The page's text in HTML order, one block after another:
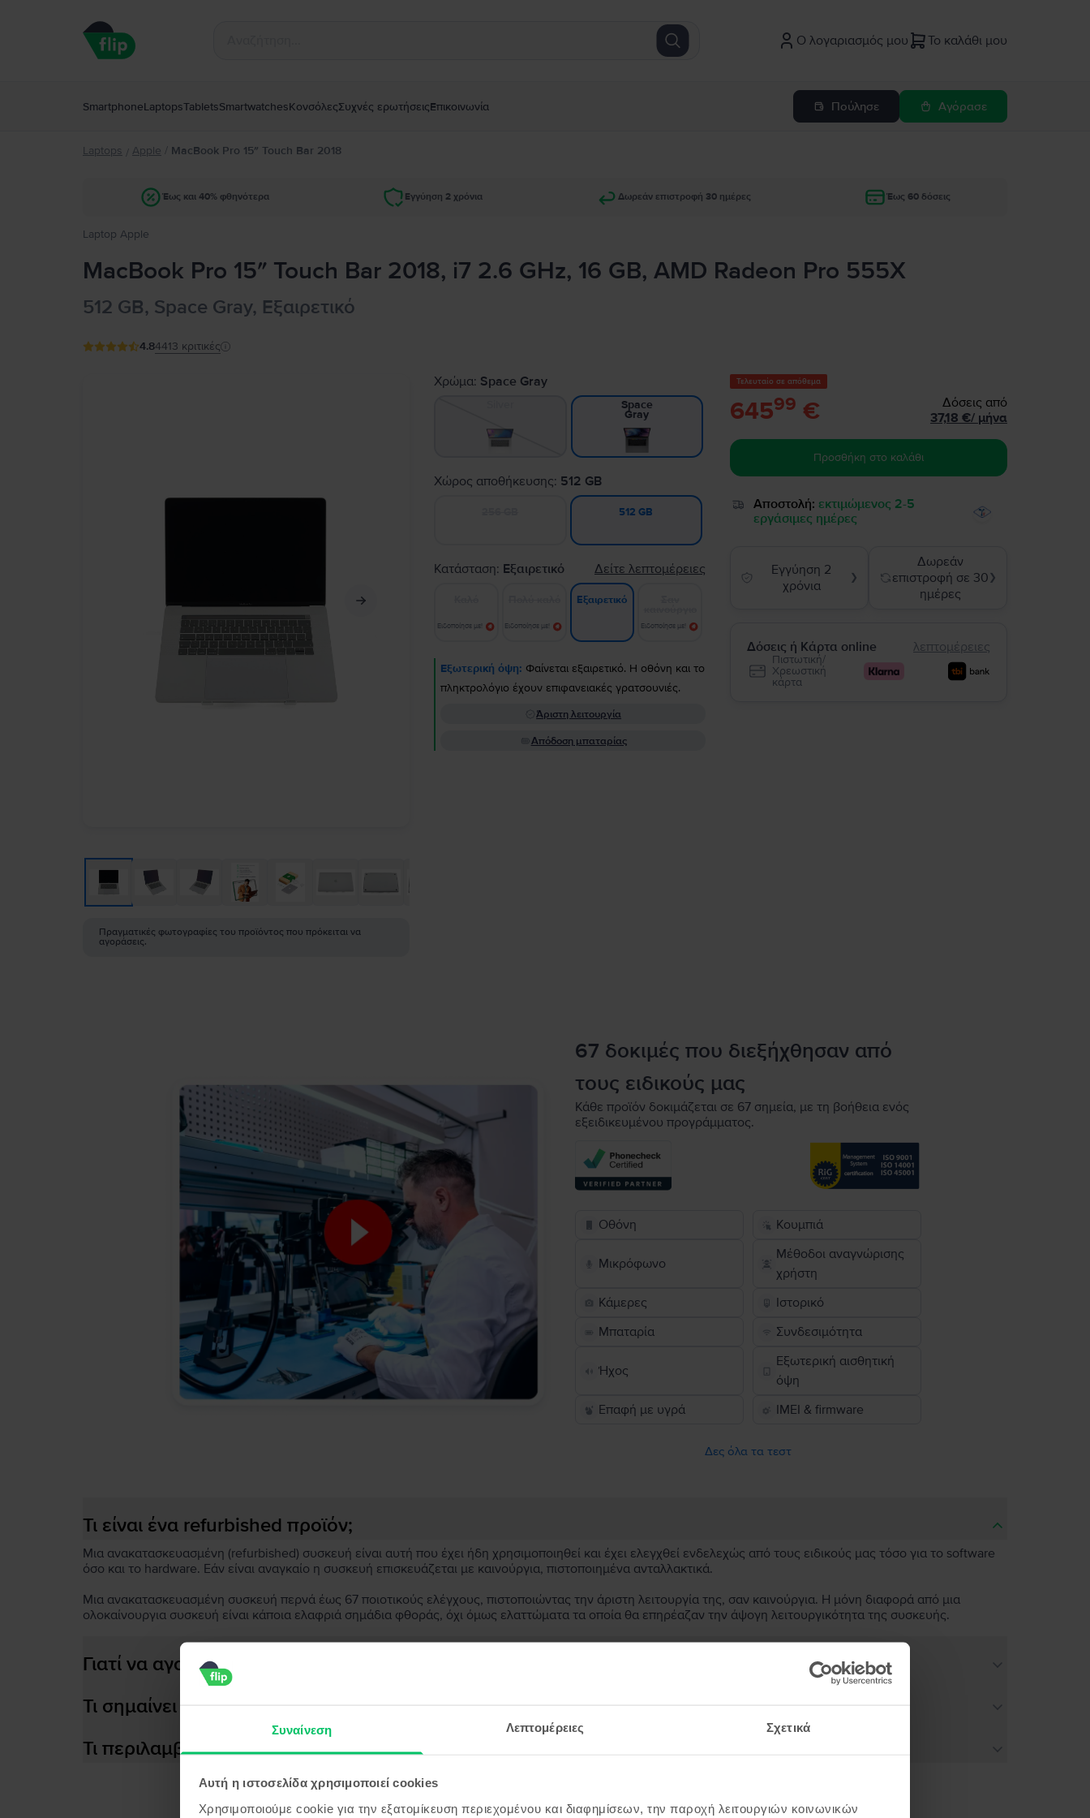
Συναίνεση Λεπτομέρειες Σχετικά
Αυτή η ιστοσελίδα χρησιμοποιεί cookies
Χρησιμοποιούμε cookie για την εξατομίκευση περιεχομένου και διαφημίσεων, την παροχή λειτουργιών κοινωνικών
Ο λογαριασμός μου Το καλάθι μου
SmartphoneLaptopsTabletsSmartwatchesΚονσόλεςΣυχνές ερωτήσειςΕπικοινωνία Πούλησε Αγόρασε
Laptops / Apple / MacBook Pro 15″ Touch Bar 2018
Έως και 40% φθηνότερα Εγγύηση 2 χρόνια Δωρεάν επιστροφή 30 ημέρες Έως 60 δόσεις
Laptop Apple
MacBook Pro 15″ Touch Bar 2018, i7 2.6 GHz, 16 GB, AMD Radeon Pro 555X
512 GB, Space Gray, Εξαιρετικό
4.84413 κριτικές
Πραγματικές φωτογραφίες του προϊόντος που πρόκειται να
αγοράσεις.
Χρώμα: Space Gray
Space
Gray
Χώρος αποθήκευσης: 512 GB
512 GB
Κατάσταση: Εξαιρετικό Δείτε λεπτομέρειες
Ειδοποίησε με! Ειδοποίησε με!
Εξαιρετικό
Ειδοποίησε με!
Εξωτερική όψη: Φαίνεται εξαιρετικό. Η οθόνη και το
πληκτρολόγιο έχουν επιφανειακές γρατσουνιές.
Άριστη λειτουργία
Απόδοση μπαταρίας
Τελευταίο σε απόθεμα
64599 €
Δόσεις από
37,18 €/ μήνα
Προσθήκη στο καλάθι
Αποστολή: εκτιμώμενος 2-5
εργάσιμες ημέρες
Εγγύηση 2
χρόνια
❯
Δωρεάν
επιστροφή σε 30
ημέρες
❯
Δόσεις ή Κάρτα online λεπτομέρειες
Πιστωτική/
Χρεωστική
κάρτα
67 δοκιμές που διεξήχθησαν από
τους ειδικούς μας
Κάθε προϊόν δοκιμάζεται σε 67 σημεία, με τη βοήθεια ενός
εξειδικευμένου προγράμματος.
Οθόνη Κουμπιά
Μικρόφωνο
Μέθοδοι αναγνώρισης
χρήστη
Κάμερες
Ιστορικό
Μπαταρία
Συνδεσιμότητα
Ήχος
Εξωτερική αισθητική
όψη
Επαφή με υγρά
IMEI & firmware
Δες όλα τα τεστ
Τι είναι ένα refurbished προϊόν;
Μια ανακατασκευασμένη (refurbished) συσκευή είναι αυτή που έχει ήδη χρησιμοποιηθεί και έχει ελεγχθεί ενδελεχώς από τους ειδικούς μας τόσο για το software
όσο και το hardware. Εάν είναι αναγκαίο η συσκευή επισκευάζεται με καινούργια, πιστοποιημένα ανταλλακτικά.
Μια ανακατασκευασμένη συσκευή περνά έως 67 ποιοτικούς ελέγχους, πιστοποιώντας την άριστη λειτουργία της, σαν καινούργια. Η μόνη διαφορά από μια
ολοκαίνουργια συσκευή είναι κάποια ελαφριά σημάδια φθοράς, όχι όμως ελαττώματα τα οποία θα επηρέαζαν την άψογη λειτουργικότητα της συσκευής.
Γιατί να αγοράσεις μια ανακατασκευασμένη συσκευή;
Τι σημαίνει αποδοτική μπαταρία;
Τι περιλαμβάνεται στο κουτί της συσκευής;